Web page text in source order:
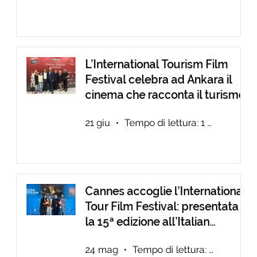
L’International Tourism Film
Festival celebra ad Ankara il
cinema che racconta il turismo.
21 giu Tempo di lettura: 1 min
Cannes accoglie l’International
Tour Film Festival: presentata
la 15ª edizione all’Italian
24 mag Tempo di lettura: 2 min